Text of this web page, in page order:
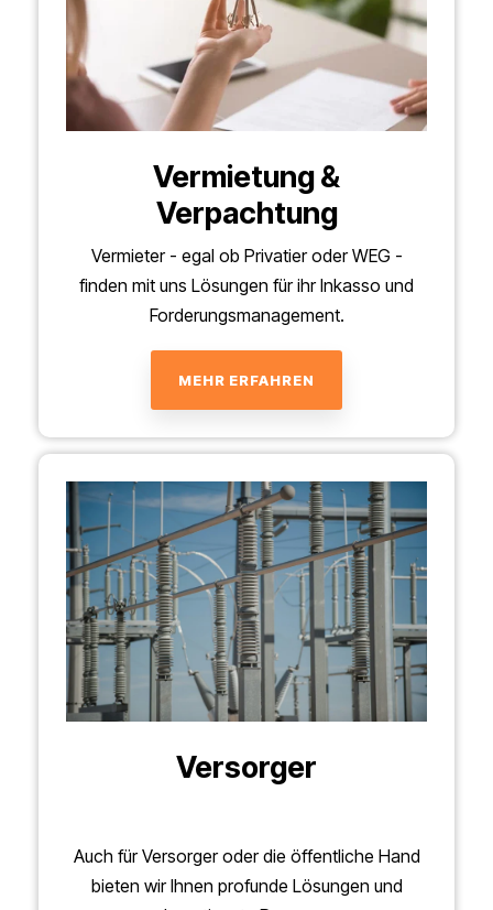
Vermietung &
Verpachtung
Vermieter - egal ob Privatier oder WEG -
finden mit uns Lösungen für ihr Inkasso und
Forderungsmanagement.
MEHR ERFAHREN
Versorger
Auch für Versorger oder die öffentliche Hand
bieten wir Ihnen profunde Lösungen und